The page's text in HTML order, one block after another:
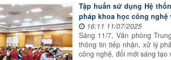
Tập huấn sử dụng Hệ
pháp khoa học công nghệ
16:11 11/07/2025
Sáng 11/7, Văn phòng
thông tin tiếp nhận, xử lý
công nghệ, đổi mới sáng